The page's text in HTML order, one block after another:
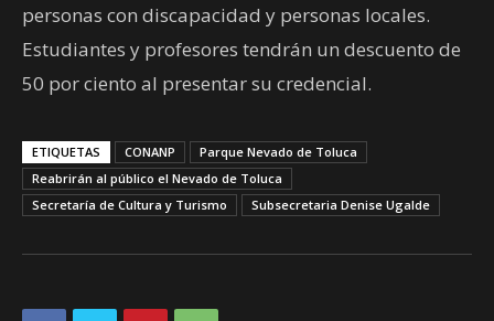
personas con discapacidad y personas locales.
Estudiantes y profesores tendrán un descuento de
50 por ciento al presentar su credencial.
ETIQUETAS CONANP
Parque Nevado de Toluca
Reabrirán al público el Nevado de Toluca
Secretaría de Cultura y Turismo
Subsecretaria Denise Ugalde